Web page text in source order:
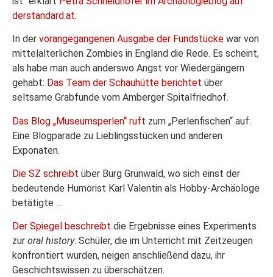
derstandard.at.
In der vorangegangenen Ausgabe der Fundstücke war von
mittelalterlichen Zombies in England die Rede. Es scheint,
als habe man auch anderswo Angst vor Wiedergängern
gehabt: Das Team der Schauhütte berichtet über
seltsame Grabfunde vom Amberger Spitalfriedhof.
Das Blog „Museumsperlen“ ruft zum „Perlenfischen“ auf:
Eine Blogparade zu Lieblingsstücken und anderen
Exponaten.
Die SZ schreibt über Burg Grünwald, wo sich einst der
bedeutende Humorist Karl Valentin als Hobby-Archäologe
betätigte …
Der Spiegel beschreibt die Ergebnisse eines Experiments
zur oral history: Schüler, die im Unterricht mit Zeitzeugen
konfrontiert wurden, neigen anschließend dazu, ihr
Geschichtswissen zu überschätzen.